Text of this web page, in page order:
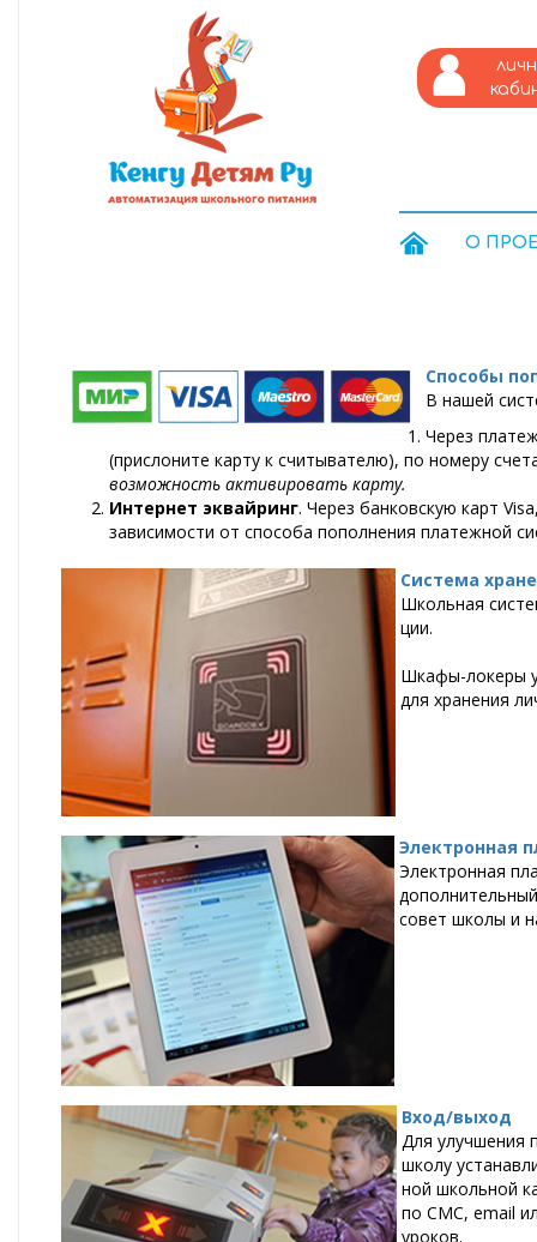
О
Способы
В нашей
Через
(прислоните карту к считывателю), по номеру
возможность активировать карту.
Интернет эквайринг. Через банковскую карт
зависимости от способа пополнения платежной
Система
Школь­ная
ции.
Шка­фы-ло­ке­ры
для хра­не­ния
Электронная
Элек­трон­ная
со­вет шко­лы и
Вход/выход
Для улуч­ше­ния
шко­лу
ной школь­ной
по СМС, email
уро­ков.